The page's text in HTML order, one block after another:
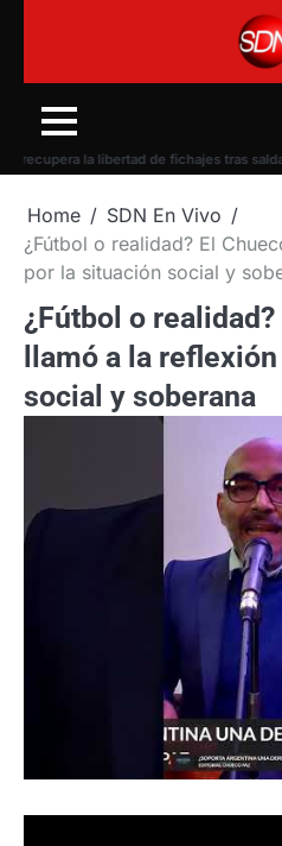
la libertad de fichajes tras saldar
Home
SDN En Vivo
¿Fútbol o realidad? El
por la situación social y
¿Fútbol o
llamó a la
social y soberana